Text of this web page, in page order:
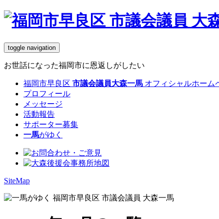
toggle navigation
お世話になった福岡市に恩返しがしたい
福岡市早良区 市議会議員大森一馬 オフィシャルホーム
プロフィール
メッセージ
活動報告
サポーター募集
一馬がゆく
SiteMap